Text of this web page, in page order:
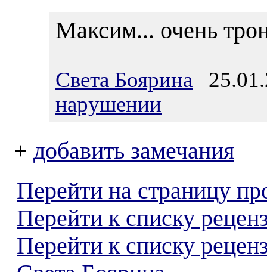
Максим... очень
Света Боярина
нарушении
+ добавить замечания
Перейти на страницу
Перейти к списку
Перейти к списку